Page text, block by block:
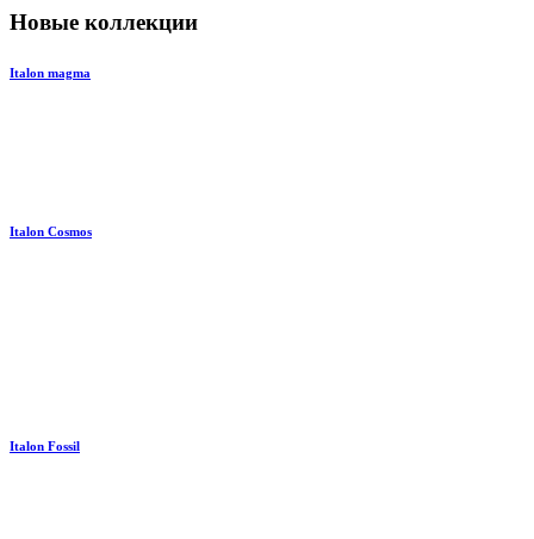
Новые коллекции
Italon magma
Italon Cosmos
Italon Fossil